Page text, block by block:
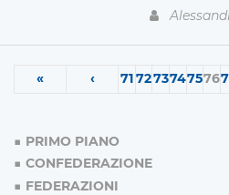
« ‹ 717273747576
PRIMO PIANO
CONFEDERAZIONE
FEDERAZIONI